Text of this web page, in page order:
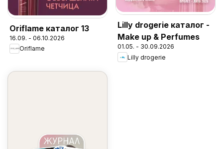
Oriflame каталог 13
16.09. - 06.10.2026
Oriflame
Lilly drogerie каталог -
Make up & Perfumes
01.05. - 30.09.2026
Lilly drogerie